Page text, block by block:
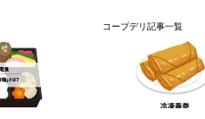
コープデリ記事一覧